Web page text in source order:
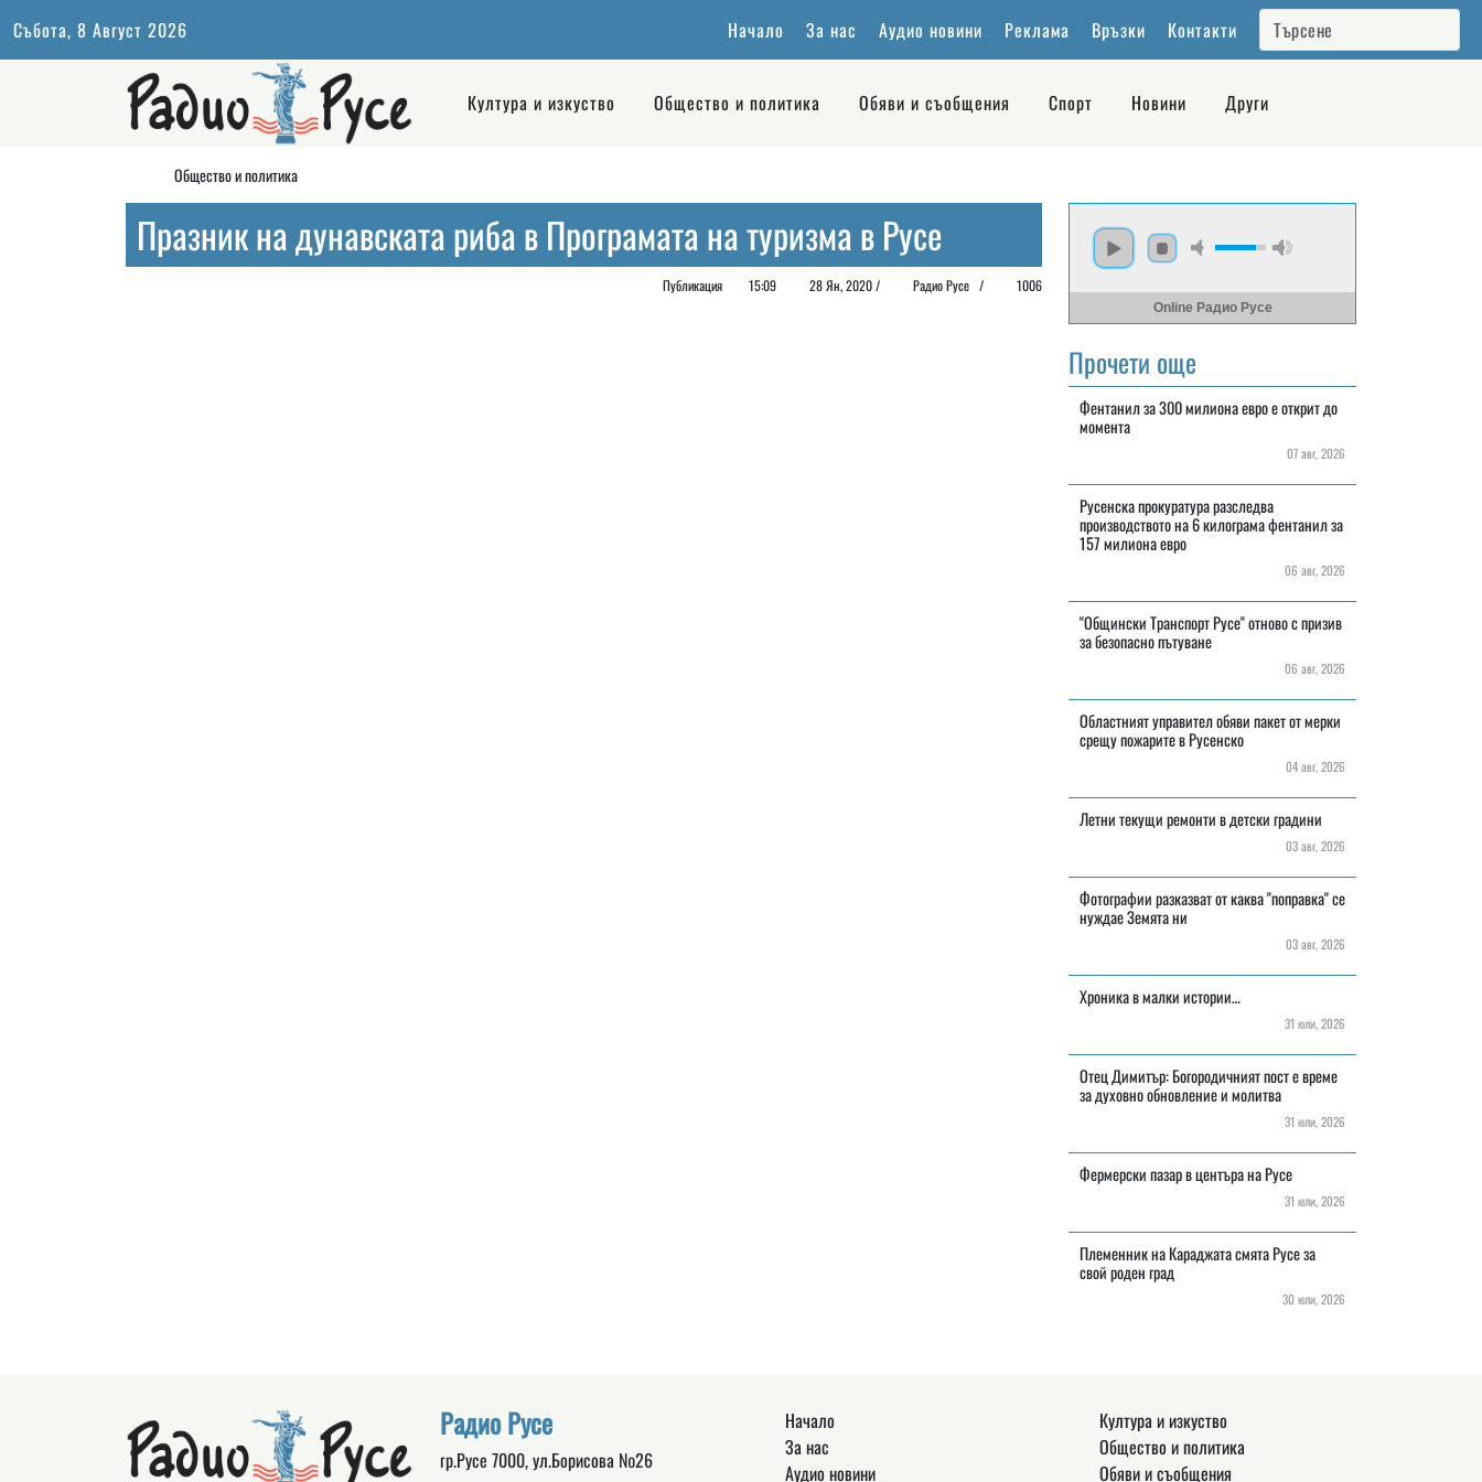
Събота, 8 Август 2026 Начало За нас Аудио новини Реклама Връзки Контакти
Култура и изкуство Общество и политика Обяви и съобщения Спорт Новини Други
Общество и политика
Празник на дунавската риба в Програмата на туризма в Русе
Публикация 15:09 28 Ян, 2020 / Радио Русе / 1006
Online Радио Русе
Прочети още
Фентанил за 300 милиона евро е открит до
момента
07 авг, 2026
Русенска прокуратура разследва
производството на 6 килограма фентанил за
157 милиона евро
06 авг, 2026
"Общински Транспорт Русе" отново с призив
за безопасно пътуване
06 авг, 2026
Областният управител обяви пакет от мерки
срещу пожарите в Русенско
04 авг, 2026
Летни текущи ремонти в детски градини
03 авг, 2026
Фотографии разказват от каква "поправка" се
нуждае Земята ни
03 авг, 2026
Хроника в малки истории…
31 юли, 2026
Отец Димитър: Богородичният пост е време
за духовно обновление и молитва
31 юли, 2026
Фермерски пазар в центъра на Русе
31 юли, 2026
Племенник на Караджата смята Русе за
свой роден град
30 юли, 2026
Радио Русе
гр.Русе 7000, ул.Борисова №26
Начало
За нас
Аудио новини
Култура и изкуство
Общество и политика
Обяви и съобщения